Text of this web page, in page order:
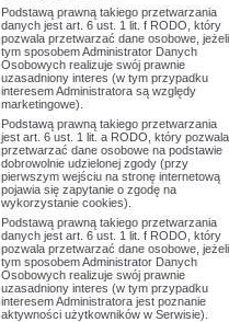
Podstawą prawną takiego przetwarzania
danych jest art. 6 ust. 1 lit. f RODO, który
pozwala przetwarzać dane osobowe, jeżeli
tym sposobem Administrator Danych
Osobowych realizuje swój prawnie
uzasadniony interes (w tym przypadku
interesem Administratora są względy
marketingowe).
Podstawą prawną takiego przetwarzania
jest art. 6 ust. 1 lit. a RODO, który pozwala
przetwarzać dane osobowe na podstawie
dobrowolnie udzielonej zgody (przy
pierwszym wejściu na stronę internetową
pojawia się zapytanie o zgodę na
wykorzystanie cookies).
Podstawą prawną takiego przetwarzania
danych jest art. 6 ust. 1 lit. f RODO, który
pozwala przetwarzać dane osobowe, jeżeli
tym sposobem Administrator Danych
Osobowych realizuje swój prawnie
uzasadniony interes (w tym przypadku
interesem Administratora jest poznanie
aktywności użytkowników w Serwisie).